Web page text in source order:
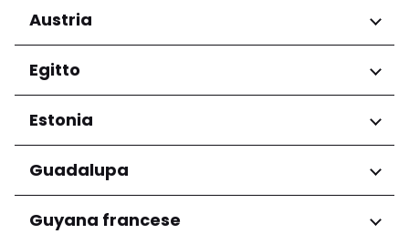
Regioni
Qarku i Tiranës
Austria
Regioni
Niederösterreich
Salzburg
Wien
Egitto
Regioni
Governatorato del Cairo
Estonia
Regioni
Harju maakond
Tartu maakond
Guadalupa
Regioni
Guyana francese